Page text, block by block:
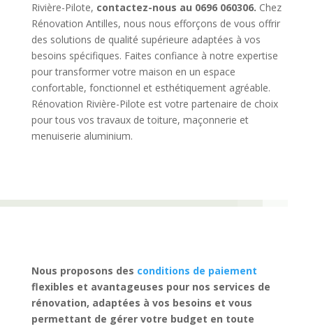
Rivière-Pilote, contactez-nous au 0696 060306. Chez
Rénovation Antilles, nous nous efforçons de vous offrir
des solutions de qualité supérieure adaptées à vos
besoins spécifiques. Faites confiance à notre expertise
pour transformer votre maison en un espace
confortable, fonctionnel et esthétiquement agréable.
Rénovation Rivière-Pilote est votre partenaire de choix
pour tous vos travaux de toiture, maçonnerie et
menuiserie aluminium.
Nous proposons des conditions de paiement
flexibles et avantageuses pour nos services de
rénovation, adaptées à vos besoins et vous
permettant de gérer votre budget en toute